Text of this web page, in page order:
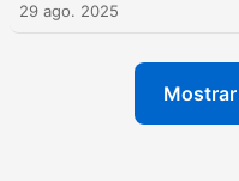
29 ago. 2025